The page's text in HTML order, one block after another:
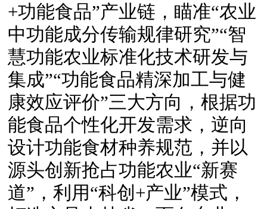
+功能食品”产业链，瞄准“农业
中功能成分传输规律研究”“智
慧功能农业标准化技术研发与
集成”“功能食品精深加工与健
康效应评价”三大方向，根据功
能食品个性化开发需求，逆向
设计功能食材种养规范，并以
源头创新抢占功能农业“新赛
道”，利用“科创+产业”模式，